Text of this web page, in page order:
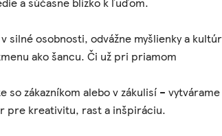
silné osobnosti, odvážne myšlienky a
ako šancu. Či už pri priamom
so zákazníkom alebo v zákulisí – vytvárame
pre kreativitu, rast a inšpiráciu.